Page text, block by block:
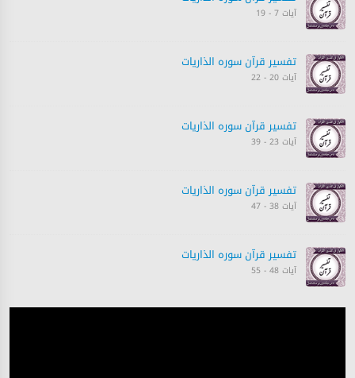
آیات 7 - 19
تفسیر قرآن سورہ ‎الذاريات
آیات 20 - 22
تفسیر قرآن سورہ ‎الذاريات
آیات 23 - 39
تفسیر قرآن سورہ ‎الذاريات
آیات 38 - 47
تفسیر قرآن سورہ ‎الذاريات
آیات 48 - 55